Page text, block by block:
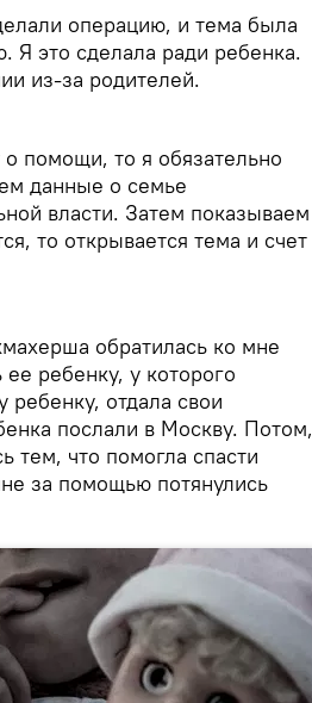
операцию, и тема была
Я это сделала ради ребенка.
из-за родителей.
помощи, то я обязательно
данные о семье
власти. Затем показываем
то открывается тема и счет
обратилась ко мне
ребенку, у которого
ребенку, отдала свои
послали в Москву. Потом,
тем, что помогла спасти
за помощью потянулись